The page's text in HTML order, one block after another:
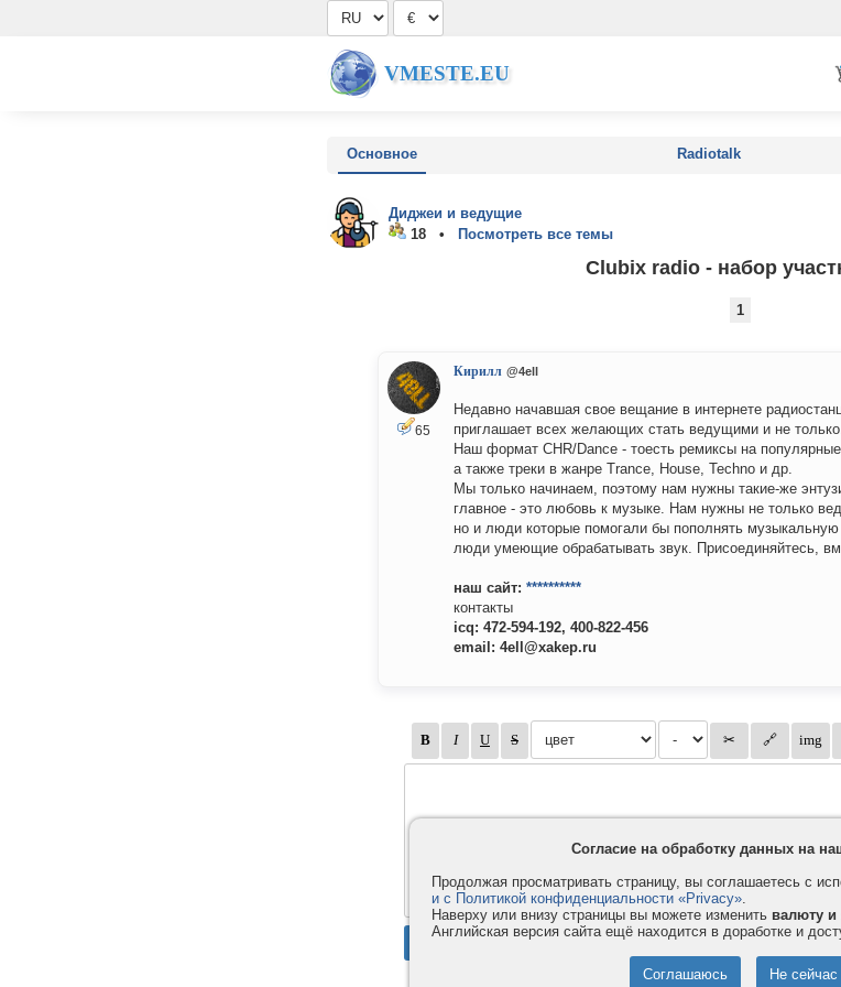
VMESTE.EU
Основное Radiotalk
Диджеи и ведущие
18 •
Посмотреть все темы
Clubix radio - набор
1
65
Кирилл @4ell
Недавно начавшая свое вещание в интернете
приглашает всех желающих стать ведущими и не
Наш формат CHR/Dance - тоесть ремиксы на
а также треки в жанре Trance, House, Techno и др.
Мы только начинаем, поэтому нам нужны такие-же
главное - это любовь к музыке. Нам нужны не только
но и люди которые помогали бы пополнять музыкальную
люди умеющие обрабатывать звук. Присоединяйтесь,
наш сайт: **********
контакты
icq: 472-594-192, 400-822-456
email: 4ell@xakep.ru
Согласие на обработку данных на
Продолжая просматривать страницу, вы соглашаетесь с
и с Политикой конфиденциальности «Privacy».
Наверху или внизу страницы вы можете изменить валюту и
Английская версия сайта ещё находится в доработке и